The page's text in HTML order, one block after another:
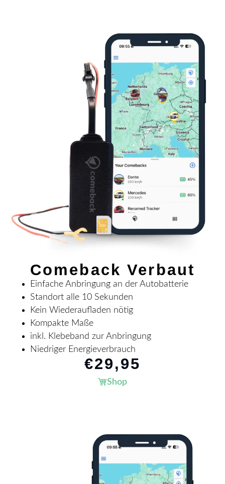
Comeback Verbaut
Einfache Anbringung an der Autobatterie
Standort alle 10 Sekunden
Kein Wiederaufladen nötig
Kompakte Maße
inkl. Klebeband zur Anbringung
Niedriger Energieverbrauch
€29,95
Shop